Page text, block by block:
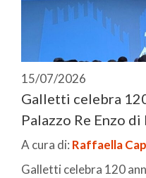
15/07/2026
Galletti celebra
Palazzo Re Enzo
A cura di: Raffaella
Galletti celebra 120